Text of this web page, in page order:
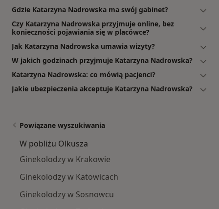
Gdzie Katarzyna Nadrowska ma swój gabinet?
Czy Katarzyna Nadrowska przyjmuje online, bez
konieczności pojawiania się w placówce?
Jak Katarzyna Nadrowska umawia wizyty?
W jakich godzinach przyjmuje Katarzyna Nadrowska?
Katarzyna Nadrowska: co mówią pacjenci?
Jakie ubezpieczenia akceptuje Katarzyna Nadrowska?
Powiązane wyszukiwania
W pobliżu Olkusza
Ginekolodzy w Krakowie
Ginekolodzy w Katowicach
Ginekolodzy w Sosnowcu